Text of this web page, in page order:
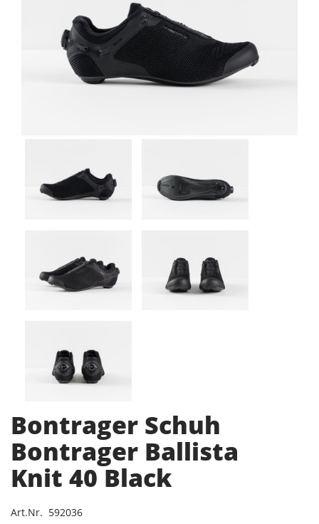
Bontrager Schuh
Bontrager Ballista
Knit 40 Black
Art.Nr. 592036